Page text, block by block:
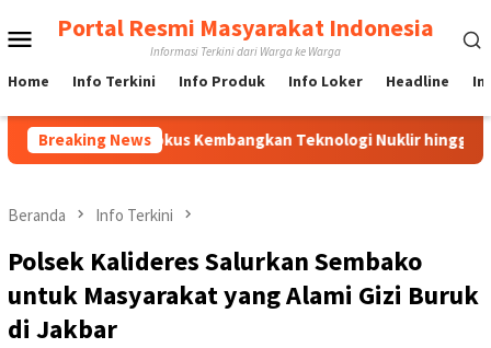
ke
Menu
Mobile
Portal Resmi Masyarakat Indonesia
Informasi Terkini dari Warga ke Warga
Home Info Terkini Info Produk Info Loker Headline
Breaking News
BRIN Fokus Kembangkan Teknologi Nuklir hingga AI
Beranda Info Terkini
Polsek Kalideres Salurkan Sembako
untuk Masyarakat yang Alami Gizi Buruk
di Jakbar